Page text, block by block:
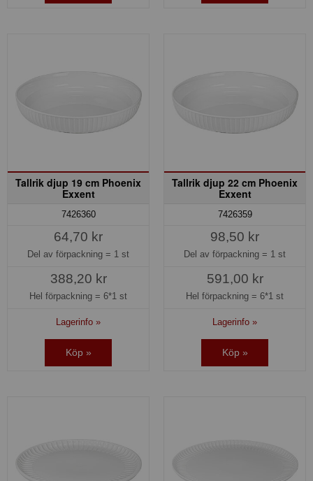
Tallrik djup 19 cm Phoenix
Exxent
7426360
64,70 kr
Del av förpackning = 1 st
388,20 kr
Hel förpackning = 6*1 st
Lagerinfo »
Köp »
Tallrik djup 22 cm Phoenix
Exxent
7426359
98,50 kr
Del av förpackning = 1 st
591,00 kr
Hel förpackning = 6*1 st
Lagerinfo »
Köp »